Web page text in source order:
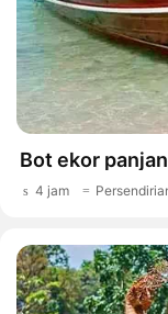
Bot ekor
4 jam